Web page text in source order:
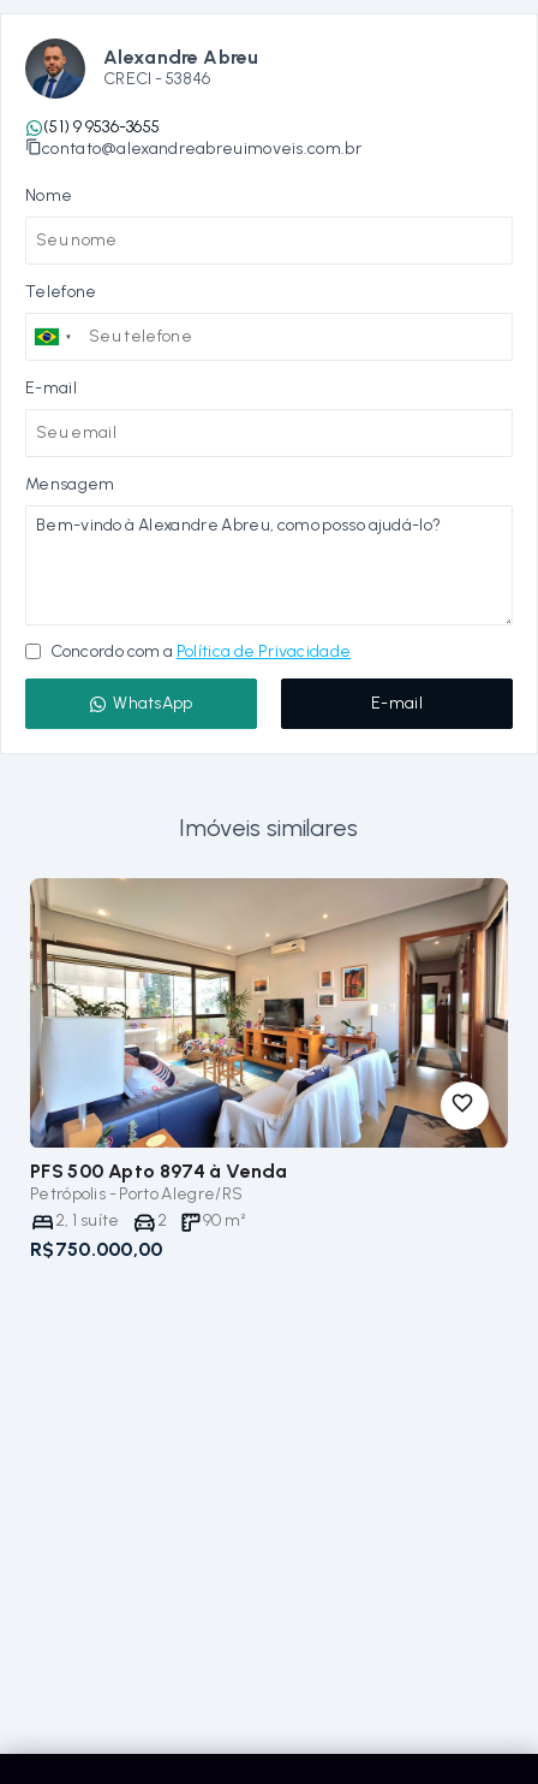
Alexandre Abreu
CRECI -53846
(51) 9 9536-3655
contato@alexandreabreuimoveis.com.br
Nome
Telefone
E-mail
Mensagem
Concordo com a Política de Privacidade
WhatsApp E-mail
Imóveis similares
PFS 500 Apto 8974 à Venda
Petrópolis - Porto Alegre/RS
2, 1 suíte 2 90 m²
R$750.000,00